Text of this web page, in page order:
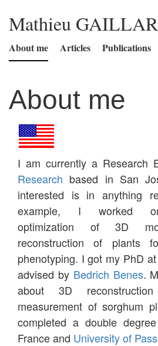
Mathieu
About me Articles Publications
About me
I am currently a Research
Research based in San
interested is in anything
example, I worked on
optimization of 3D
reconstruction of plants
phenotyping. I got my PhD at
advised by Bedrich Benes.
about 3D
measurement of sorghum
completed a double
France and University of